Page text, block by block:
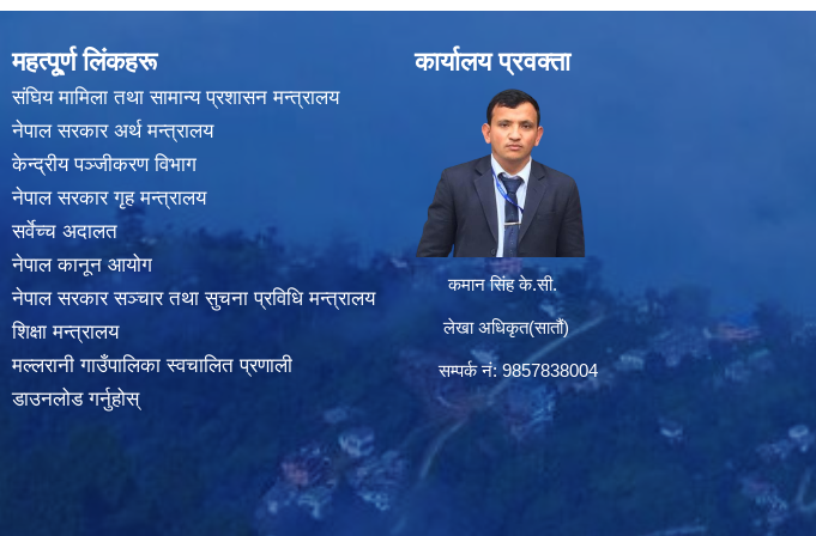
महत्पू्र्ण लिंकहरू
संघिय मामिला तथा सामान्य प्रशासन मन्त्रालय
नेपाल सरकार अर्थ मन्त्रालय
केन्द्रीय पञ्जीकरण विभाग
नेपाल सरकार गृह मन्त्रालय
सर्वेच्च अदालत
नेपाल कानून आयोग
नेपाल सरकार सञ्चार तथा सुचना प्रविधि मन्त्रालय
शिक्षा मन्त्रालय
मल्लरानी गाउँपालिका स्वचालित प्रणाली
डाउनलोड गर्नुहोस्
कार्यालय प्रवक्ता
कमान सिंह के.सी.
लेखा अधिकृत(सातौं)
सम्पर्क न‌ं: 9857838004